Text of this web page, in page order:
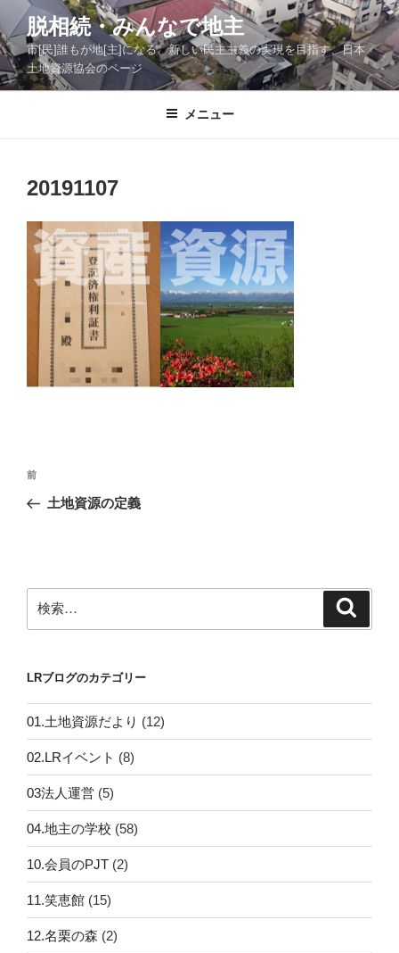
ン
テ
ン
ツ
脱相続・みんなで地主
市[民]誰もが地[主]になる、新しい民主主義の実現を目指す、日本
土地資源協会のページ
メニュー
20191107
投
ナ
ー
シ
前
の
前
土地資源の定義
索:
LRブログのカテゴリー
01.土地資源だより (12)
02.LRイベント (8)
03法人運営 (5)
04.地主の学校 (58)
10.会員のPJT (2)
11.笑恵館 (15)
12.名栗の森 (2)